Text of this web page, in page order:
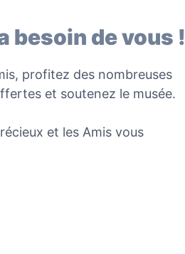
besoin de vous !
profitez des nombreuses
et soutenez le musée.
et les Amis vous